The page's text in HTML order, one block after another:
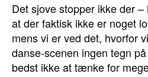
Det sjove stopper ikke der
at der faktisk ikke er noget
mens vi er ved det, hvorfor
danse-scenen ingen tegn
bedst ikke at tænke for